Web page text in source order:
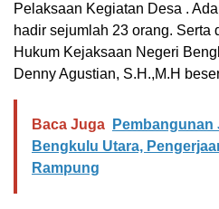
Pelaksaan Kegiatan Desa .
hadir sejumlah 23 orang. Serta
Hukum Kejaksaan Negeri
Denny Agustian, S.H.,M.H
Baca Juga
Pembangunan
Bengkulu Utara,
Rampung